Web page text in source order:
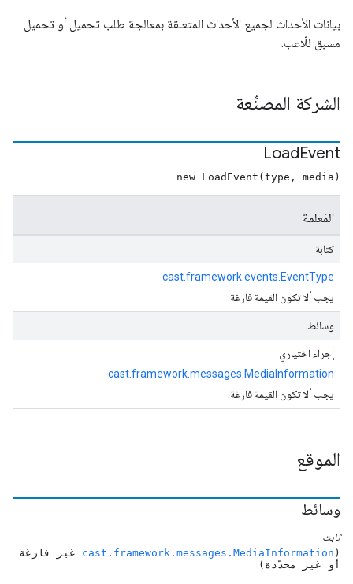
بيانات الأحداث لجميع الأحداث المتعلقة بمعالجة طلب تحميل أو تحميل
مسبق للّاعب.
الشركة المصنِّعة
LoadEvent
new LoadEvent(type, media)
المَعلمة
كتابة
cast.framework.events.EventType
يجب ألا تكون القيمة فارغة.
وسائط
إجراء اختياري
cast.framework.messages.MediaInformation
يجب ألا تكون القيمة فارغة.
الموقع
وسائط
ثابت
(
cast.framework.messages.MediaInformation غير فارغة
أو غير محدّدة)